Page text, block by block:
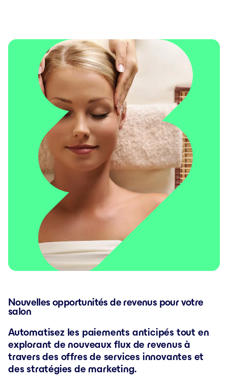
Nouvelles opportunités de revenus pour votre
salon
Automatisez les paiements anticipés tout en
explorant de nouveaux flux de revenus à
travers des offres de services innovantes et
des stratégies de marketing.